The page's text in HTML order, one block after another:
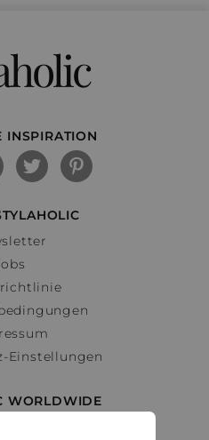
INSPIRATION
Einstellungen
WORLDWIDE